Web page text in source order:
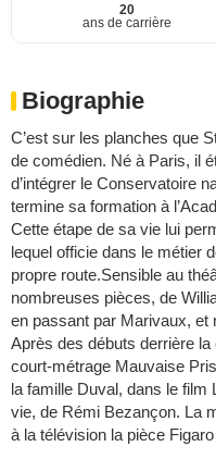
20
ans de carrière
Biographie
C’est sur les planches que
de comédien. Né à Paris, il
d’intégrer le Conservatoire
termine sa formation à
Cette étape de sa vie lui
lequel officie dans le métier
propre route.Sensible au
nombreuses pièces, de
en passant par Marivaux, et
Après des débuts derrière
court-métrage Mauvaise
la famille Duval, dans le film
vie, de Rémi Bezançon. La
à la télévision la pièce